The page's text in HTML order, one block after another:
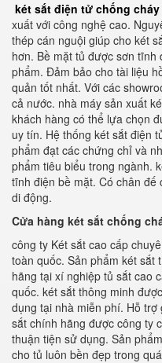
két sắt điện tử chống cháy
xuất với công nghệ cao.
thép cán nguội giúp cho két
hơn. Bề mặt tủ được sơn
phẩm. Đảm bảo cho tài liệu
quản tốt nhất. Với các
cả nước. nhà máy sản xuất
khách hàng có thể lựa chọn
uy tín. Hệ thống két sắt điện
phẩm đạt các chứng chỉ và
phẩm tiêu biểu trong ngành.
tĩnh điện bề mặt. Có chân đế
di động.
Cửa hàng két sắt chống
công ty Két sắt cao cấp
toàn quốc. Sản phẩm két sắt
hãng tại xí nghiệp tủ sắt cao
quốc. két sắt thông minh
dụng tại nhà miễn phí. Hỗ
sắt chính hãng được công ty
thuận tiện sử dụng. Sản
cho tủ luôn bền đẹp trong